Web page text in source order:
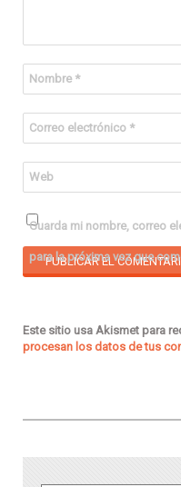
Nombre *
Correo electrónico *
Web
Guarda mi nombre, correo
para la próxima vez que
Este sitio usa Akismet para
procesan los datos de tus